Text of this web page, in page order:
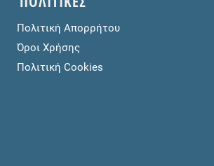
Πολιτική Απορρήτου
Όροι Χρήσης
Πολιτική Cookies